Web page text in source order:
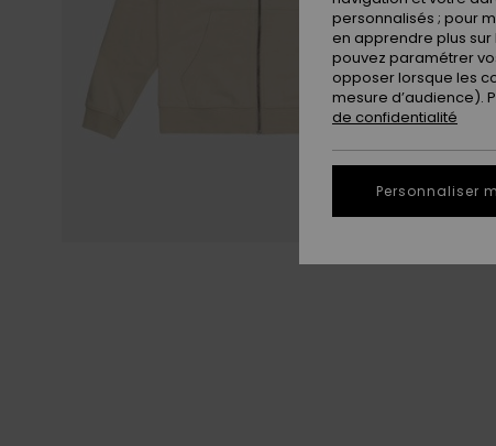
personnalisés ; pour
en apprendre plus
pouvez paramétrer
opposer lorsque les
mesure d’audience).
de confidentialité
Personnaliser